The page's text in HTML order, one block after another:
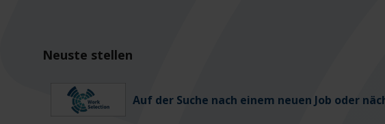
Neuste stellen
Auf der Suche nach einem neuen Job oder